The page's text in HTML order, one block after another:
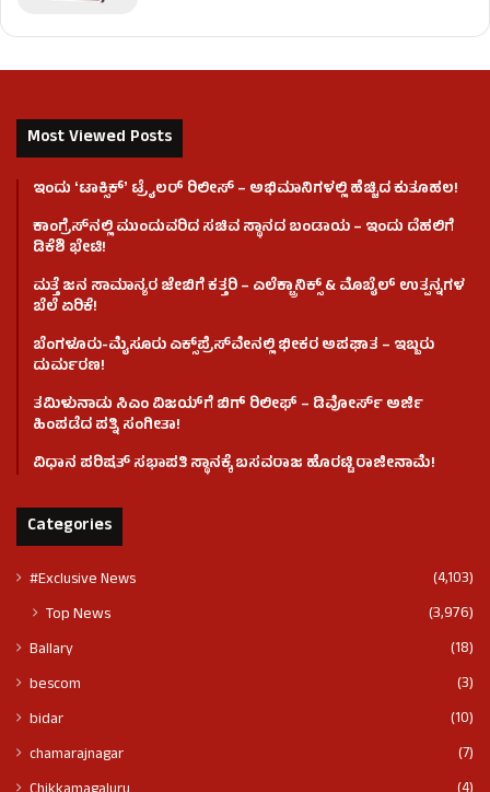
Most Viewed Posts
ಇಂದು ʻಟಾಕ್ಸಿಕ್ʼ ಟ್ರೈಲರ್ ರಿಲೀಸ್‌ – ಅಭಿಮಾನಿಗಳಲ್ಲಿ ಹೆಚ್ಚಿದ ಕುತೂಹಲ!
ಕಾಂಗ್ರೆಸ್​ನಲ್ಲಿ ಮುಂದುವರಿದ ಸಚಿವ ಸ್ಥಾನದ ಬಂಡಾಯ – ಇಂದು ದೆಹಲಿಗೆ
ಡಿಕೆಶಿ ಭೇಟಿ!
ಮತ್ತೆ ಜನ ಸಾಮಾನ್ಯರ ಜೇಬಿಗೆ ಕತ್ತರಿ – ಎಲೆಕ್ಟ್ರಾನಿಕ್ಸ್ & ಮೊಬೈಲ್ ಉತ್ಪನ್ನಗಳ
ಬೆಲೆ ಏರಿಕೆ!
ಬೆಂಗಳೂರು-ಮೈಸೂರು ಎಕ್ಸ್‌ಪ್ರೆಸ್‌ವೇನಲ್ಲಿ ಭೀಕರ ಅಪಘಾತ – ಇಬ್ಬರು
ದುರ್ಮರಣ!
ತಮಿಳುನಾಡು ಸಿಎಂ ವಿಜಯ್‌ಗೆ ಬಿಗ್ ರಿಲೀಫ್ – ಡಿವೋರ್ಸ್ ಅರ್ಜಿ
ಹಿಂಪಡೆದ ಪತ್ನಿ ಸಂಗೀತಾ!
ವಿಧಾನ ಪರಿಷತ್ ಸಭಾಪತಿ ಸ್ಥಾನಕ್ಕೆ ಬಸವರಾಜ ಹೊರಟ್ಟಿ ರಾಜೀನಾಮೆ!
Categories
#Exclusive News (4,103)
Top News (3,976)
Ballary
(18)
bescom
(3)
bidar
(10)
chamarajnagar
(7)